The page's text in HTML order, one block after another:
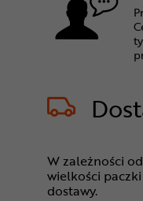
W zależności
wielkości
dostawy.